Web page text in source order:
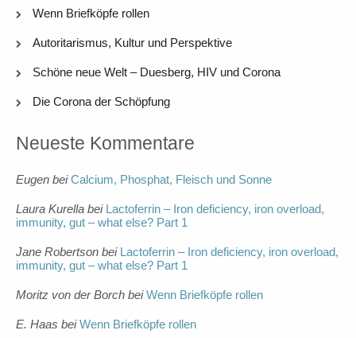
Wenn Briefköpfe rollen
Autoritarismus, Kultur und Perspektive
Schöne neue Welt – Duesberg, HIV und Corona
Die Corona der Schöpfung
Neueste Kommentare
Eugen beiCalcium, Phosphat, Fleisch und Sonne
Laura Kurella bei Lactoferrin – Iron deficiency, iron overload,
immunity, gut – what else? Part 1
Jane Robertson bei Lactoferrin – Iron deficiency, iron overload,
immunity, gut – what else? Part 1
Moritz von der Borch beiWenn Briefköpfe rollen
E. Haas beiWenn Briefköpfe rollen